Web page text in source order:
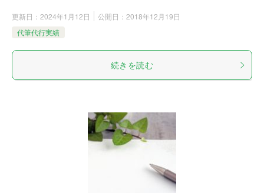
更新日： 2024年1月12日 公開日： 2018年12月19日
代筆代行実績
続きを読む